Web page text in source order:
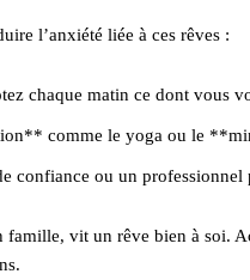
l’anxiété liée à ces rêves :
chaque matin ce dont vous
comme le yoga ou le
confiance ou un
vit un rêve bien à soi.